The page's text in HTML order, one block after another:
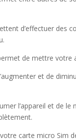
d’effectuer des
de mettre votre
et de
l’appareil et de
carte micro Sim